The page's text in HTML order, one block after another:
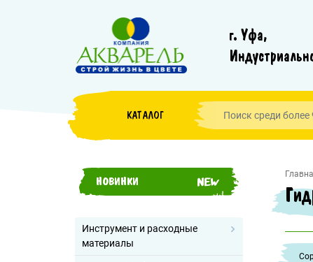
г. Уфа,
КАТАЛОГ
НОВИНКИ
Инструмент и расходные
материалы